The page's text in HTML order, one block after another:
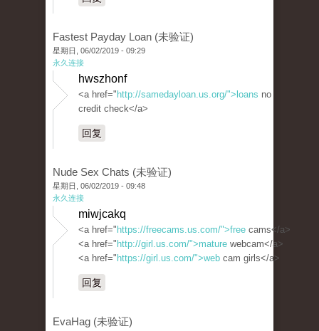
Fastest Payday Loan (未验证)
星期日, 06/02/2019 - 09:29
永久连接
hwszhonf
<a href=" http://samedayloan.us.org/">loans no
credit check</a>
回复
Nude Sex Chats (未验证)
星期日, 06/02/2019 - 09:48
永久连接
miwjcakq
<a href=" https://freecams.us.com/">free cams</a>
<a href=" http://girl.us.com/">mature webcam</a>
<a href=" https://girl.us.com/">web cam girls</a>
回复
EvaHag (未验证)